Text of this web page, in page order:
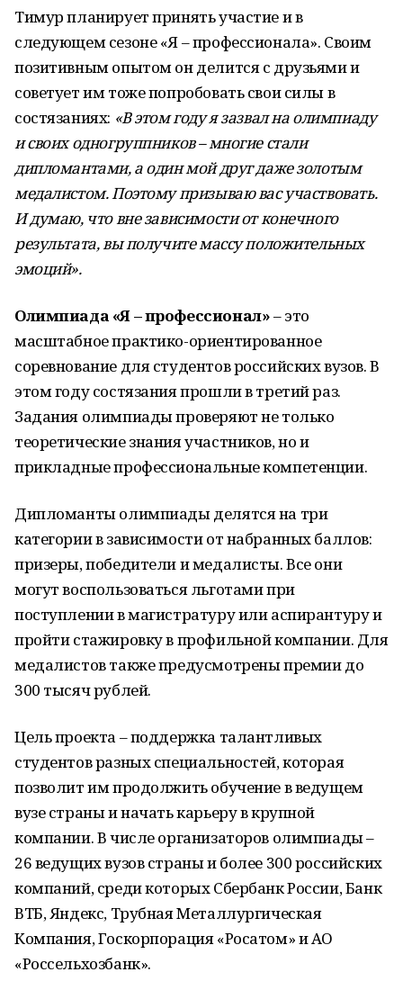
Тимур планирует принять участие и в
следующем сезоне «Я – профессионала». Своим
позитивным опытом он делится с друзьями и
советует им тоже попробовать свои силы в
состязаниях: «В этом году я зазвал на олимпиаду
и своих одногруппников – многие стали
дипломантами, а один мой друг даже золотым
медалистом. Поэтому призываю вас участвовать.
И думаю, что вне зависимости от конечного
результата, вы получите массу положительных
эмоций».
Олимпиада «Я – профессионал»– это
масштабное практико-ориентированное
соревнование для студентов российских вузов. В
этом году состязания прошли в третий раз.
Задания олимпиады проверяют не только
теоретические знания участников, но и
прикладные профессиональные компетенции.
Дипломанты олимпиады делятся на три
категории в зависимости от набранных баллов:
призеры, победители и медалисты. Все они
могут воспользоваться льготами при
поступлении в магистратуру или аспирантуру и
пройти стажировку в профильной компании. Для
медалистов также предусмотрены премии до
300 тысяч рублей.
Цель проекта – поддержка талантливых
студентов разных специальностей, которая
позволит им продолжить обучение в ведущем
вузе страны и начать карьеру в крупной
компании. В числе организаторов олимпиады –
26 ведущих вузов страны и более 300 российских
компаний, среди которых Сбербанк России, Банк
ВТБ, Яндекс, Трубная Металлургическая
Компания, Госкорпорация «Росатом» и АО
«Россельхозбанк».